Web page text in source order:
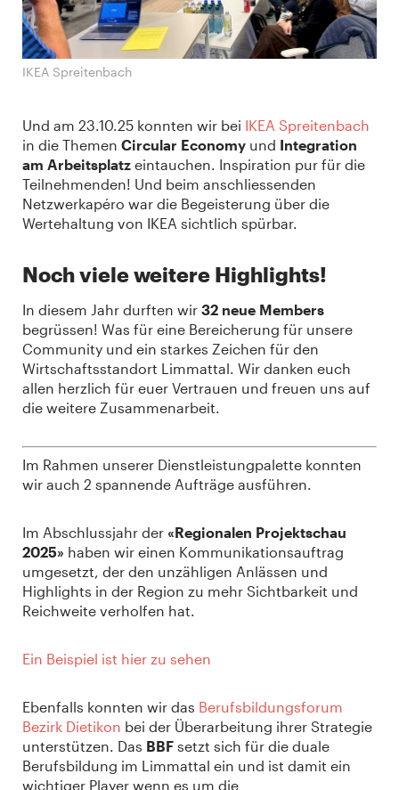
IKEA Spreitenbach
Und am 23.10.25 konnten wir bei IKEA Spreitenbach
in die Themen Circular Economy und Integration
am Arbeitsplatz eintauchen. Inspiration pur für die
Teilnehmenden! Und beim anschliessenden
Netzwerkapéro war die Begeisterung über die
Wertehaltung von IKEA sichtlich spürbar.
Noch viele weitere Highlights!
In diesem Jahr durften wir 32 neue Members
begrüssen! Was für eine Bereicherung für unsere
Community und ein starkes Zeichen für den
Wirtschaftsstandort Limmattal. Wir danken euch
allen herzlich für euer Vertrauen und freuen uns auf
die weitere Zusammenarbeit.
Im Rahmen unserer Dienstleistungpalette konnten
wir auch 2 spannende Aufträge ausführen.
Im Abschlussjahr der «Regionalen Projektschau
2025» haben wir einen Kommunikationsauftrag
umgesetzt, der den unzähligen Anlässen und
Highlights in der Region zu mehr Sichtbarkeit und
Reichweite verholfen hat.
Ein Beispiel ist hier zu sehen
Ebenfalls konnten wir das Berufsbildungsforum
Bezirk Dietikon bei der Überarbeitung ihrer Strategie
unterstützen. Das BBF setzt sich für die duale
Berufsbildung im Limmattal ein und ist damit ein
wichtiger Player wenn es um die